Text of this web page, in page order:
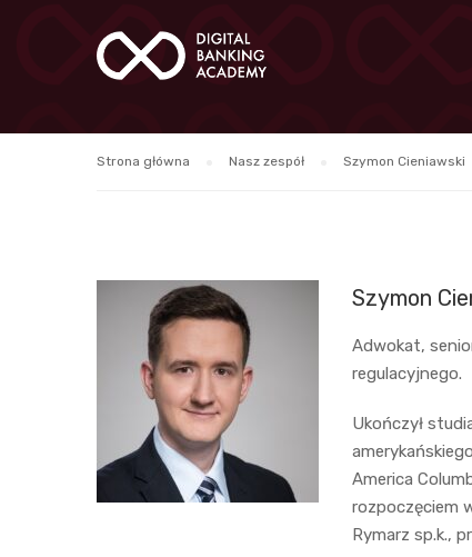
Strona główna Nasz zespół Szymon Cieniawski
Szymon
Adwokat,
regulacyjnego.
Ukończył
America
rozpoczęciem
Rymarz sp.k.,